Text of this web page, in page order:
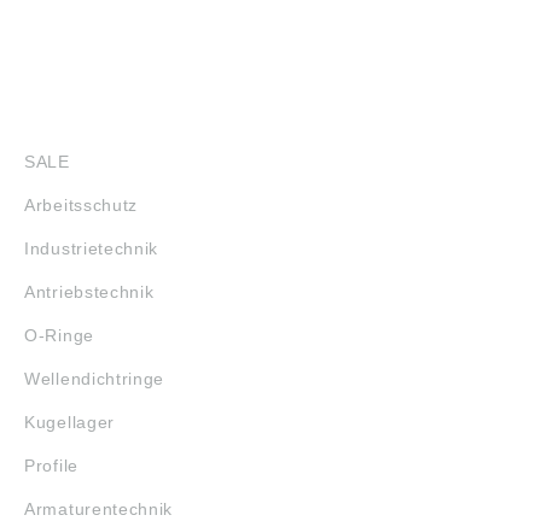
SALE
Arbeitsschutz
Industrietechnik
Antriebstechnik
O-Ringe
Wellendichtringe
Kugellager
Profile
Armaturentechnik